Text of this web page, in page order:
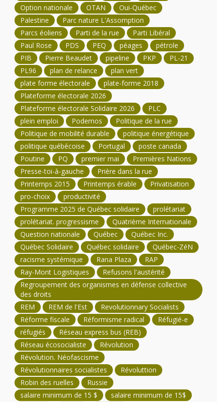
Option nationale
OTAN
Oui-Québec
Palestine
Parc nature L'Assomption
Parcs éoliens
Parti de la rue
Parti Libéral
Paul Rose
PDS PEQ péages
pétrole
PIB
Pierre Beaudet pipeline PKP
PL-21
PL96
plan de relance
plan vert
plate forme électorale
plate-forme 2018
Plateforme électorale 2026
Plateforme électorale Solidaire 2026
PLC
plein emploi
Podemos
Politique de la rue
Politique de mobilité durable
politique énergétique
politique québécoise
Portugal
poste canada
Poutine
PQ premier mai
Premières Nations
Presse-toi-à-gauche
Prière dans la rue
Printemps 2015
Printemps érable
Privatisation
pro-choix
productivité
Programme 2025 de Québec solidaire
prolétariat
prolétariat. progressisme
Quatrième Internationale
Question nationale
Québec
Québec Inc.
Québec Solidaire
Québec solidaire
Québec-ZéN
racisme systémique
Rana Plaza
RAP
Ray-Mont Logistiques
Refusons l'austérité
Regroupement des organismes en défense collective
des droits
REM
REM de l'Est
Revolutionnary Socialists
Réforme fiscale
Réformisme radical
Réfugié-e
réfugiés
Réseau express bus (REB)
Réseau écosocialiste
Révolution
Révolution. Néofascisme
Révolutionnaires socialistes
Révoluttion
Robin des ruelles
Russie
salaire minimum de 15 $
salaire minimum de 15$